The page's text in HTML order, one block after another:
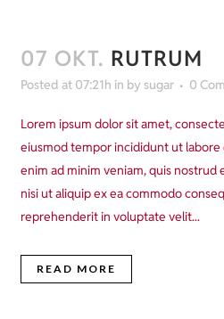
07 OKT. RUTRUM
Posted at 07:21h in by sugar 0
Lorem ipsum dolor sit amet,
eiusmod tempor incididunt ut labore
enim ad minim veniam, quis nostrud
nisi ut aliquip ex ea commodo
reprehenderit in voluptate velit...
READ MORE